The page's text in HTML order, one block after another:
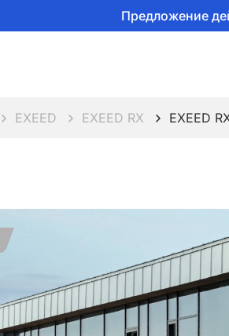
Предложение
EXEED EXEED RX EXEED